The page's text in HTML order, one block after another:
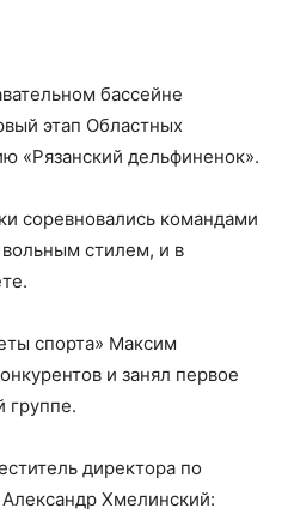
бассейне
этап Областных
«Рязанский дельфиненок».
соревновались командами
стилем, и в
спорта» Максим
и занял первое
группе.
директора по
Хмелинский: